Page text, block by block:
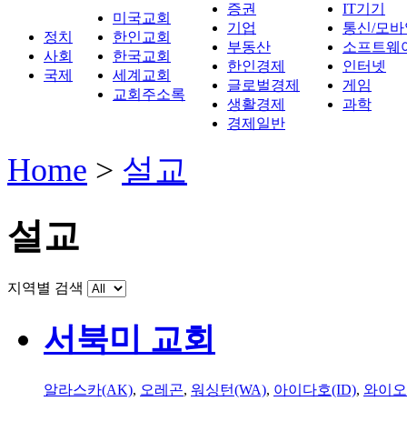
정치
사회
국제
미국교회
한인교회
한국교회
세계교회
교회주소록
증권
기업
부동산
한인경제
글로벌경제
생활경제
경제일반
IT기기
통신/모
소프트웨
인터넷
게임
과학
Home > 설교
설교
지역별 검색
서북미 교회
알라스카(AK), 오레곤, 워싱턴(WA), 아이다호(ID), 와이